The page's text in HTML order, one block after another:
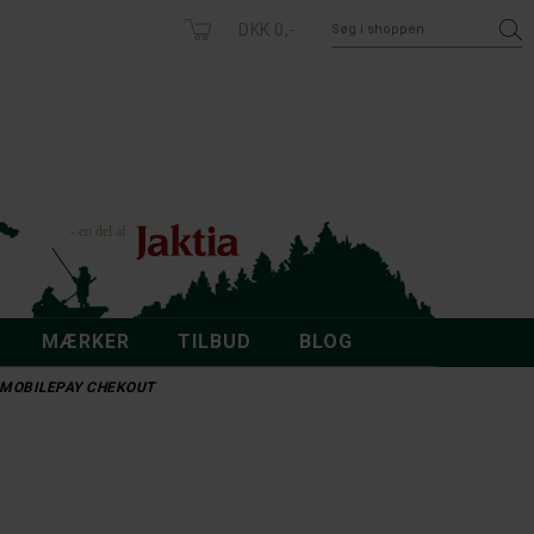
DKK 0,-
MÆRKER TILBUD BLOG
CHEKOUT